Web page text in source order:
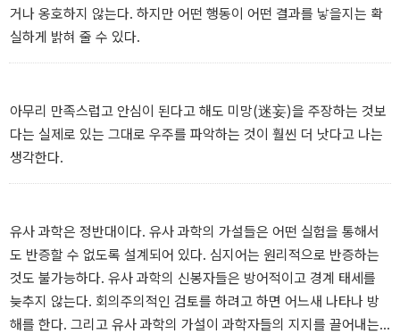
거나 옹호하지 않는다. 하지만 어떤 행동이 어떤 결과를 낳을지는 확
실하게 밝혀 줄 수 있다.
아무리 만족스럽고 안심이 된다고 해도 미망(迷妄)을 주장하는 것보
다는 실제로 있는 그대로 우주를 파악하는 것이 훨씬 더 낫다고 나는
생각한다.
유사 과학은 정반대이다. 유사 과학의 가설들은 어떤 실험을 통해서
도 반증할 수 없도록 설계되어 있다. 심지어는 원리적으로 반증하는
것도 불가능하다. 유사 과학의 신봉자들은 방어적이고 경계 태세를
늦추지 않는다. 회의주의적인 검토를 하려고 하면 어느새 나타나 방
해를 한다. 그리고 유사 과학의 가설이 과학자들의 지지를 끌어내는